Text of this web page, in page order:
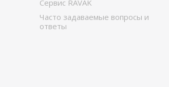
Сервис RAVAK
Часто задаваемые вопросы и
ответы